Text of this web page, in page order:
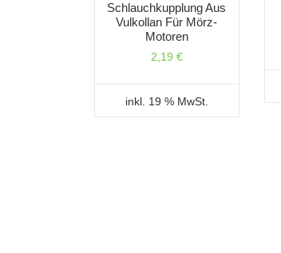
Schlauchkupplung Aus
Vulkollan Für Mörz-
Motoren
2,19 €
inkl. 19 % MwSt.